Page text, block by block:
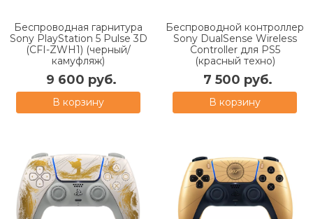
Беспроводная гарнитура
Sony PlayStation 5 Pulse 3D
(CFI-ZWH1) (черный/
камуфляж)
9 600 руб.
В корзину
Беспроводной контроллер
Sony DualSense Wireless
Controller для PS5
(красный техно)
7 500 руб.
В корзину